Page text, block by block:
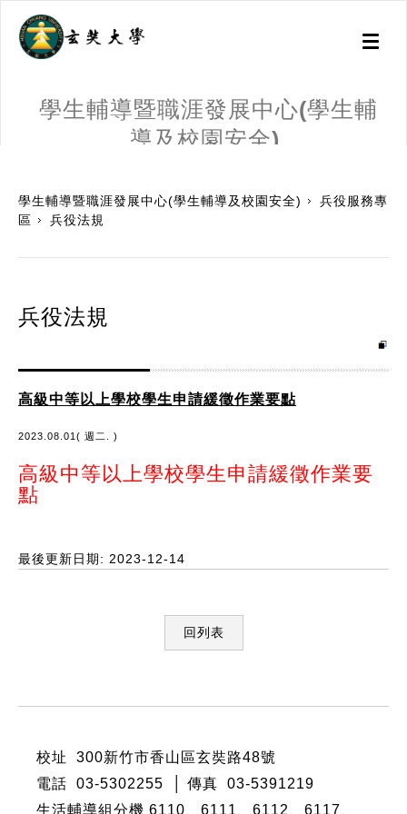
Toggle
學生輔導暨職涯發展中心(學生輔
導及校園安全)
學生輔導暨職涯發展中心(學生輔導及校園安全)
兵役服務專
區
兵役法規
兵役法規
高級中等以上學校學生申請緩徵作業要點
2023.08.01( 週二. )
高級中等以上學校學生申請緩徵作業要
點
最後更新日期: 2023-12-14
回列表
校址 300新竹市香山區玄奘路48號
電話 03-5302255 │ 傳真 03-5391219
生活輔導組分機 6110、6111、6112、6117、